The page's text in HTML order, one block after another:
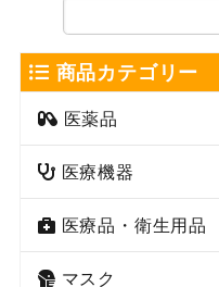
商品カテゴリー
医薬品
医療機器
医療品・衛生用品
マスク